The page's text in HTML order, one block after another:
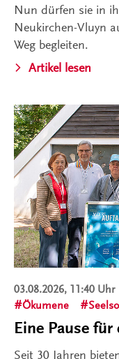
Nun dürfen sie in
Neukirchen-Vluyn
Weg begleiten.
Artikel lesen
03.08.2026, 11:40 Uhr
Ökumene
Eine Pause für
Seit 30 Jahren